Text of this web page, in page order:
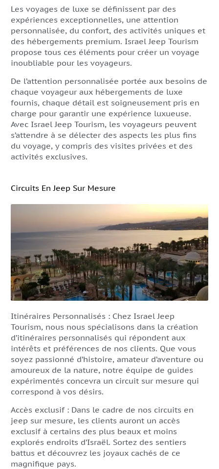
Les voyages de luxe se définissent par des
expériences exceptionnelles, une attention
personnalisée, du confort, des activités uniques et
des hébergements premium. Israel Jeep Tourism
propose tous ces éléments pour créer un voyage
inoubliable pour les voyageurs.
De l’attention personnalisée portée aux besoins de
chaque voyageur aux hébergements de luxe
fournis, chaque détail est soigneusement pris en
charge pour garantir une expérience luxueuse.
Avec Israel Jeep Tourism, les voyageurs peuvent
s’attendre à se délecter des aspects les plus fins
du voyage, y compris des visites privées et des
activités exclusives.
Circuits En Jeep Sur Mesure
Itinéraires Personnalisés : Chez Israel Jeep
Tourism, nous nous spécialisons dans la création
d’itinéraires personnalisés qui répondent aux
intérêts et préférences de nos clients. Que vous
soyez passionné d’histoire, amateur d’aventure ou
amoureux de la nature, notre équipe de guides
expérimentés concevra un circuit sur mesure qui
correspond à vos désirs.
Accès exclusif : Dans le cadre de nos circuits en
jeep sur mesure, les clients auront un accès
exclusif à certains des plus beaux et moins
explorés endroits d’Israël. Sortez des sentiers
battus et découvrez les joyaux cachés de ce
magnifique pays.